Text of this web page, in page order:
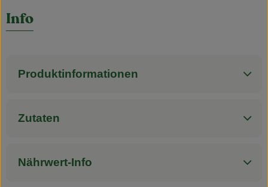
Info
Produktinformationen
Zutaten
Nährwert-Info